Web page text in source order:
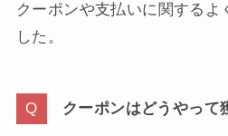
クーポンや支払いに関するよ
した。
クーポンはどうやって